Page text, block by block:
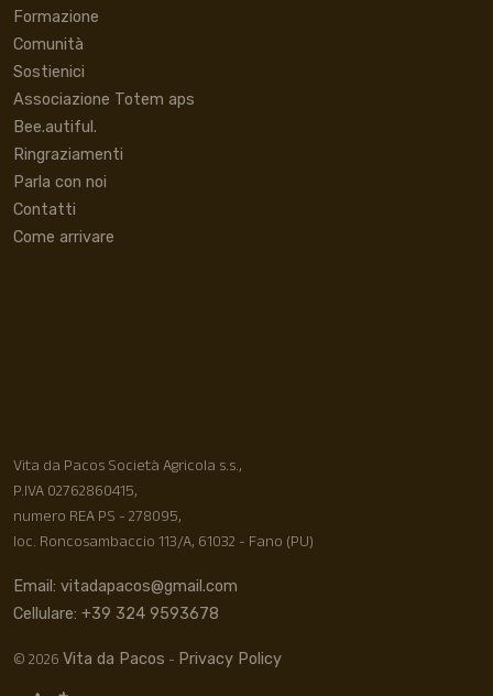
Formazione
Comunità
Sostienici
Associazione Totem aps
Bee.autiful.
Ringraziamenti
Parla con noi
Contatti
Come arrivare
Vita da Pacos Società Agricola s.s.,
P.IVA 02762860415,
numero REA PS - 278095,
loc. Roncosambaccio 113/A, 61032 - Fano (PU)
Email: vitadapacos@gmail.com
Cellulare: +39 324 9593678
© 2026 Vita da Pacos - Privacy Policy